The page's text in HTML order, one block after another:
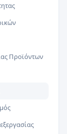
Προϊόντων